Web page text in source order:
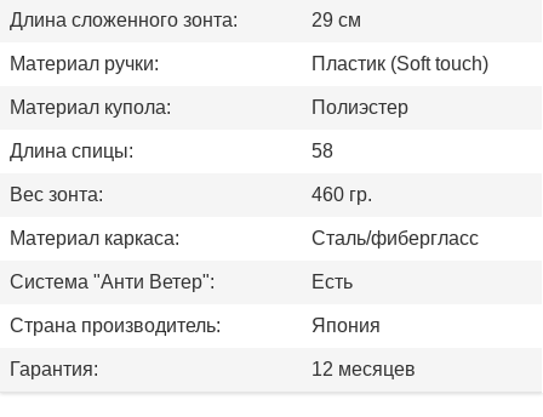
Длина сложенного зонта: 29 см
Материал ручки: Пластик (Soft touch)
Материал купола: Полиэстер
Длина спицы: 58
Вес зонта: 460 гр.
Материал каркаса: Сталь/фибергласс
Система "Анти Ветер": Есть
Страна производитель: Япония
Гарантия: 12 месяцев